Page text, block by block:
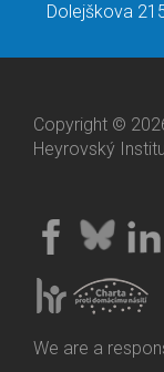
Dolejškova
Copyright ©
Heyrovský
We are a